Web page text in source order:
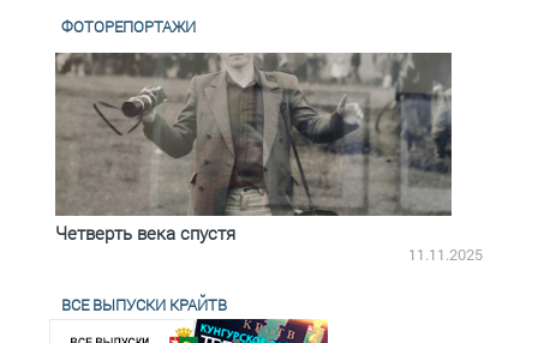
ФОТОРЕПОРТАЖИ
Четверть века спустя
11.11.2025
ВСЕ ВЫПУСКИ КРАЙТВ